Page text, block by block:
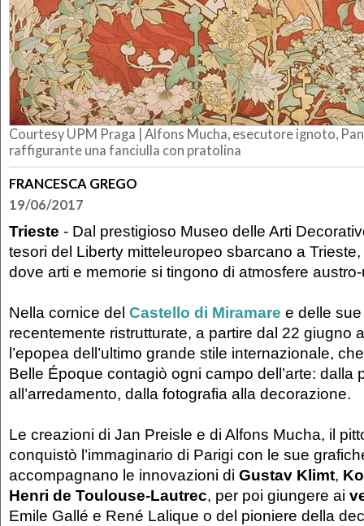
Courtesy UPM Praga | Alfons Mucha, esecutore ignoto,
raffigurante una fanciulla con pratolina
FRANCESCA GREGO
19/06/2017
Trieste - Dal prestigioso Museo delle Arti
tesori del Liberty mitteleuropeo sbarcano a
dove arti e memorie si tingono di atmosfere
Nella cornice del Castello di Miramare e delle
recentemente ristrutturate, a partire dal 22 giugno
l’epopea dell’ultimo grande stile internazionale,
Belle Époque contagiò ogni campo dell’arte: dalla
all’arredamento, dalla fotografia alla decorazione.
Le creazioni di Jan Preisle e di Alfons Mucha, il
conquistò l’immaginario di Parigi con le sue
accompagnano le innovazioni di Gustav Klimt,
Henri de Toulouse-Lautrec, per poi giungere ai
Emile Gallé e René Lalique o del pioniere della